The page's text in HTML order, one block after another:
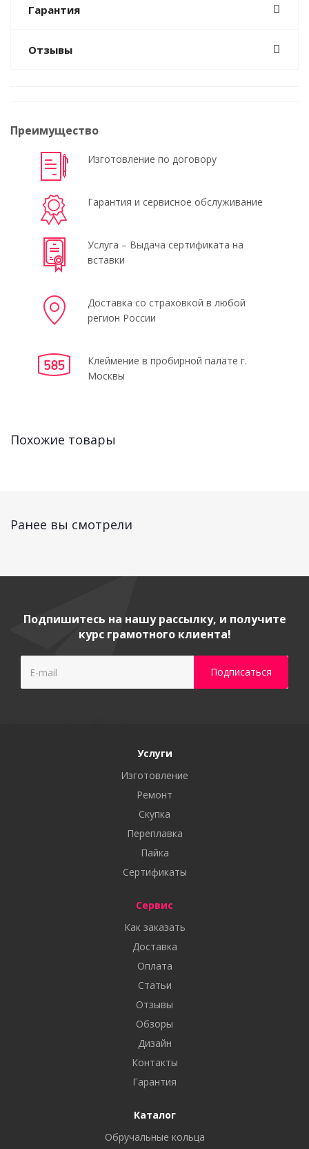
Гарантия
Отзывы
Преимущество
Изготовление по договору
Гарантия и сервисное обслуживание
Услуга – Выдача сертификата на
вставки
Доставка со страховкой в любой
регион России
Клеймение в пробирной палате г.
Москвы
Похожие товары
Ранее вы смотрели
Подпишитесь на нашу рассылку, и получите
курс грамотного клиента!
Услуги
Изготовление
Ремонт
Скупка
Переплавка
Пайка
Сертификаты
Сервис
Как заказать
Доставка
Оплата
Статьи
Отзывы
Обзоры
Дизайн
Контакты
Гарантия
Каталог
Обручальные кольца